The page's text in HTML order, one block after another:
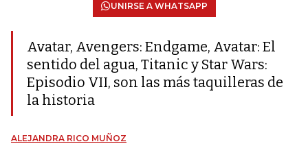
UNIRSE A WHATSAPP
Avatar, Avengers: Endgame, Avatar: El
sentido del agua, Titanic y Star Wars:
Episodio VII, son las más taquilleras de
la historia
ALEJANDRA RICO MUÑOZ